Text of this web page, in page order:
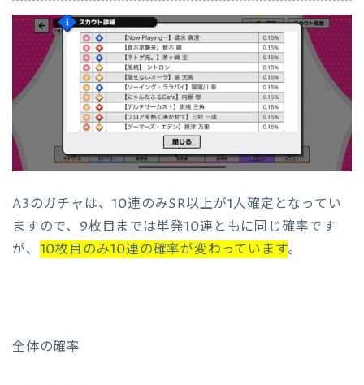
A3のガチャは、10連のみSR以上が1人確定となってい
ますので、9枚目までは単発10連ともに同じ確率です
が、 10枚目のみ10連の確率が変わっています。
全体の確率